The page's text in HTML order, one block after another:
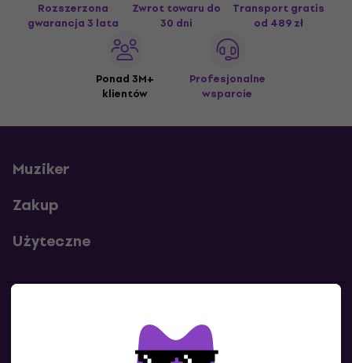
Rozszerzona
gwarancja 3 lata
Zwrot towaru do
30 dni
Transport gratis
od 489 zł
Ponad 3M+
klientów
Profesjonalne
wsparcie
Muziker
Zakup
Użyteczne
Skontaktuj się z nami